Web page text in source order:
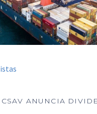
CSAV ANUNCIA